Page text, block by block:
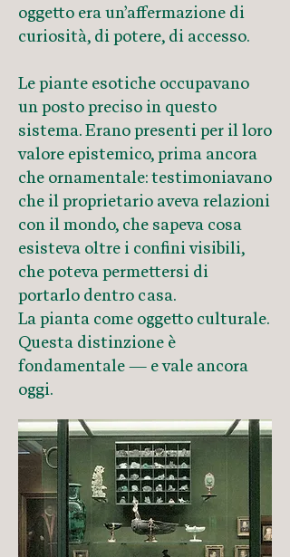
oggetto era un’affermazione di
curiosità, di potere, di accesso.
Le piante esotiche occupavano
un posto preciso in questo
sistema. Erano presenti per il loro
valore epistemico, prima ancora
che ornamentale: testimoniavano
che il proprietario aveva relazioni
con il mondo, che sapeva cosa
esisteva oltre i confini visibili,
che poteva permettersi di
portarlo dentro casa.
La pianta come oggetto culturale.
Questa distinzione è
fondamentale — e vale ancora
oggi.